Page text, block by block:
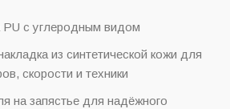
с углеродным видом
из синтетической кожи для
скорости и техники
на запястье для надёжного